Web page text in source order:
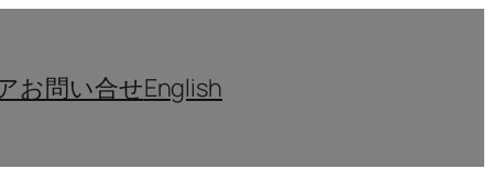
お問い合せEnglish